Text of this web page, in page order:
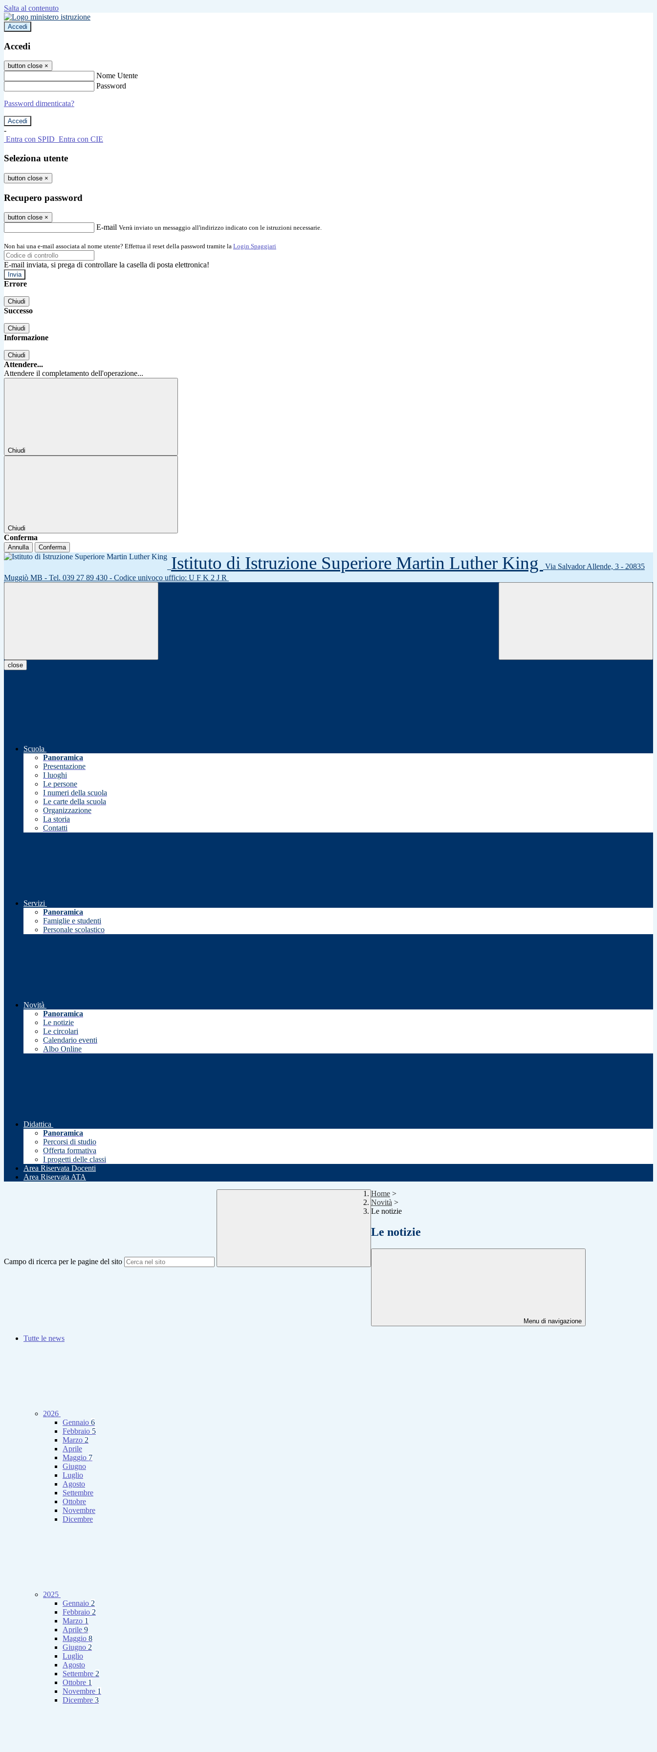
Salta al contenuto
Accedi
Accedi
button close ×
Nome Utente
Password
Password dimenticata?
-
Entra con SPID Entra con CIE
Seleziona utente
button close ×
Recupero password
button close ×
E-mail Verrà inviato un messaggio all'indirizzo indicato con le istruzioni necessarie.
Non hai una e-mail associata al nome utente? Effettua il reset della password tramite la Login Spaggiari
E-mail inviata, si prega di controllare la casella di posta elettronica!
Errore
Chiudi
Successo
Chiudi
Informazione
Chiudi
Attendere...
Attendere il completamento dell'operazione...
Chiudi
Chiudi
Conferma
Annulla Conferma
Istituto di Istruzione Superiore Martin Luther King
Via Salvador Allende, 3 - 20835
Muggiò MB - Tel. 039 27 89 430 - Codice univoco ufficio: U F K 2 J R
close
Scuola
Panoramica
Presentazione
I luoghi
Le persone
I numeri della scuola
Le carte della scuola
Organizzazione
La storia
Contatti
Servizi
Panoramica
Famiglie e studenti
Personale scolastico
Novità
Panoramica
Le notizie
Le circolari
Calendario eventi
Albo Online
Didattica
Panoramica
Percorsi di studio
Offerta formativa
I progetti delle classi
Area Riservata Docenti
Area Riservata ATA
Campo di ricerca per le pagine del sito
Home >
Novità >
Le notizie
Le notizie
Menu di navigazione
Tutte le news
2026
Gennaio 6
Febbraio 5
Marzo 2
Aprile
Maggio 7
Giugno
Luglio
Agosto
Settembre
Ottobre
Novembre
Dicembre
2025
Gennaio 2
Febbraio 2
Marzo 1
Aprile 9
Maggio 8
Giugno 2
Luglio
Agosto
Settembre 2
Ottobre 1
Novembre 1
Dicembre 3